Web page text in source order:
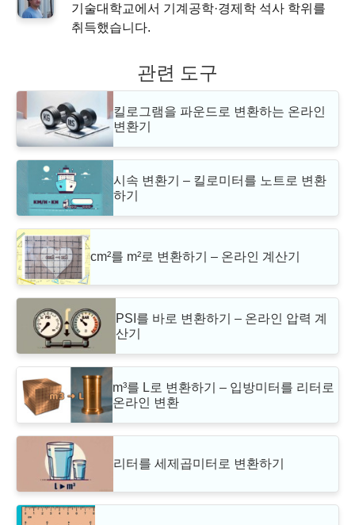
기술대학교에서 기계공학·경제학 석사 학위를
취득했습니다.
관련 도구
킬로그램을 파운드로 변환하는 온라인
변환기
시속 변환기 – 킬로미터를 노트로 변환
하기
cm²를 m²로 변환하기 – 온라인 계산기
PSI를 바로 변환하기 – 온라인 압력 계
산기
m³를 L로 변환하기 – 입방미터를 리터로
온라인 변환
리터를 세제곱미터로 변환하기